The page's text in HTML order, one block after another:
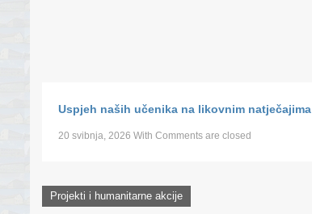
Uspjeh naših učenika na likovnim natječajima
20 svibnja, 2026 With Comments are closed
Projekti i humanitarne akcije